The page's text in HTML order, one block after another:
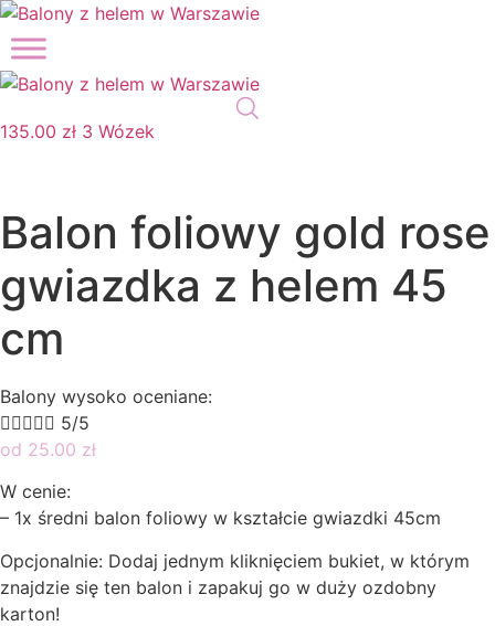
Przejdź
do
treści
135.00 zł 3 Wózek
Balon foliowy gold rose
gwiazdka z helem 45
cm
Balony wysoko oceniane:
 5/5
od 25.00 zł
W cenie:
– 1x średni balon foliowy w kształcie gwiazdki 45cm
Opcjonalnie: Dodaj jednym kliknięciem bukiet, w którym
znajdzie się ten balon i zapakuj go w duży ozdobny
karton!